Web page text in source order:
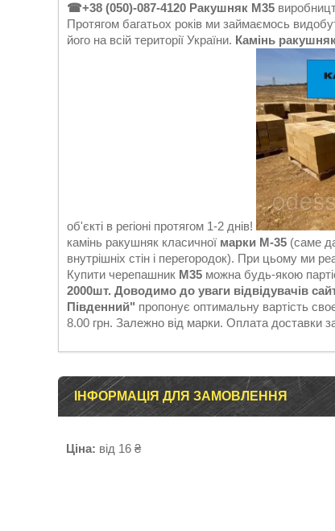
☎+38 (050)-087-4120 Ракушняк М35
Протягом багатьох років ми займаємось
його на всій території України. Камінь
об'єкті в регіоні протягом 1-2 днів!
камінь ракушняк класичної марки М-35 (саме
внутрішніх стін і перегородок). При цьому ми
Купити черепашник М35 можна будь-якою
2000шт. Доводимо до уваги відвідувачів
Південний" пропонує оптимальну вартість
8.00 грн. Залежно від марки. Оплата доставки
ІНФОРМАЦІЯ ДЛЯ ЗАМОВЛЕННЯ
Ціна: від 16 ₴